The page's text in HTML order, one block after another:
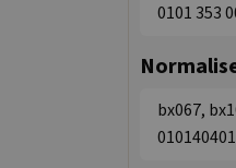
0101 353
bx067,